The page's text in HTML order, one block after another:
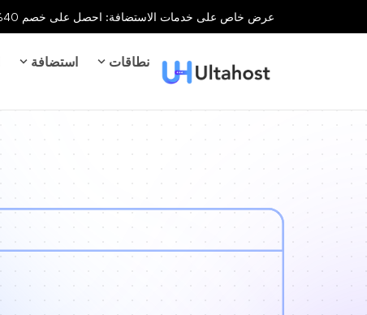
عرض خاص على خدمات الاستضافة: احصل على خصم 40% على جميع خدمات الاستضافة لفترة محدودة!
نطاقات استضافة